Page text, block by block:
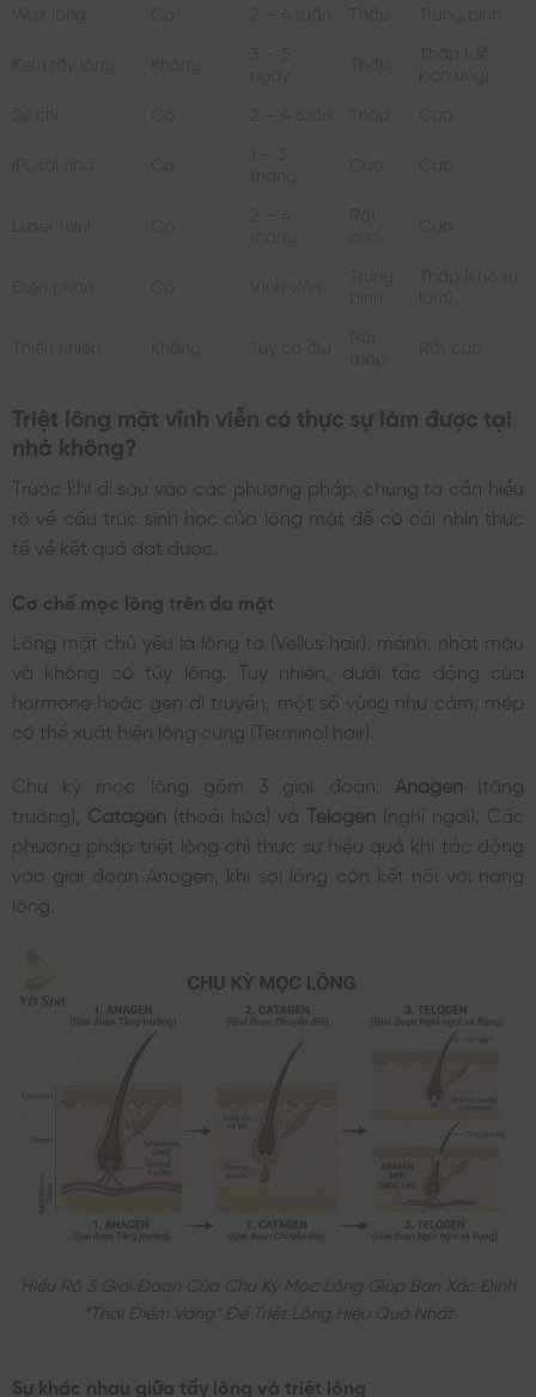
Triệt lông mặt vĩnh viễn có thực sự làm được tại
nhà không?
Trước khi đi sâu vào các phương pháp, chúng ta cần hiểu
rõ về cấu trúc sinh học của lông mặt để có cái nhìn thực
tế về kết quả đạt được.
Cơ chế mọc lông trên da mặt
Lông mặt chủ yếu là lông tơ (Vellus hair), mảnh, nhạt màu
và không có tủy lông. Tuy nhiên, dưới tác động của
hormone hoặc gen di truyền, một số vùng như cằm, mép
có thể xuất hiện lông cứng (Terminal hair).
Chu kỳ mọc lông gồm 3 giai đoạn: Anagen (tăng
trưởng), Catagen (thoái hóa) và Telogen (nghỉ ngơi). Các
phương pháp triệt lông chỉ thực sự hiệu quả khi tác động
vào giai đoạn Anagen, khi sợi lông còn kết nối với nang
lông.
Hiểu Rõ 3 Giai Đoạn Của Chu Kỳ Mọc Lông Giúp Bạn Xác Định
“thời Điểm Vàng” Để Triệt Lông Hiệu Quả Nhất
Sự khác nhau giữa tẩy lông và triệt lông